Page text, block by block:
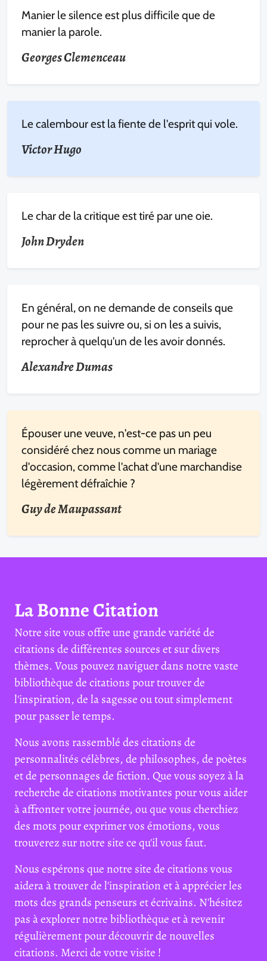
Manier le silence est plus difficile que de
manier la parole.
Georges Clemenceau
Le calembour est la fiente de l'esprit qui vole.
Victor Hugo
Le char de la critique est tiré par une oie.
John Dryden
En général, on ne demande de conseils que
pour ne pas les suivre ou, si on les a suivis,
reprocher à quelqu'un de les avoir donnés.
Alexandre Dumas
Épouser une veuve, n'est-ce pas un peu
considéré chez nous comme un mariage
d'occasion, comme l'achat d'une marchandise
légèrement défraîchie ?
Guy de Maupassant
La Bonne Citation
Notre site vous offre une grande variété de
citations de différentes sources et sur divers
thèmes. Vous pouvez naviguer dans notre vaste
bibliothèque de citations pour trouver de
l'inspiration, de la sagesse ou tout simplement
pour passer le temps.
Nous avons rassemblé des citations de
personnalités célèbres, de philosophes, de poètes
et de personnages de fiction. Que vous soyez à la
recherche de citations motivantes pour vous aider
à affronter votre journée, ou que vous cherchiez
des mots pour exprimer vos émotions, vous
trouverez sur notre site ce qu'il vous faut.
Nous espérons que notre site de citations vous
aidera à trouver de l'inspiration et à apprécier les
mots des grands penseurs et écrivains. N'hésitez
pas à explorer notre bibliothèque et à revenir
régulièrement pour découvrir de nouvelles
citations. Merci de votre visite !